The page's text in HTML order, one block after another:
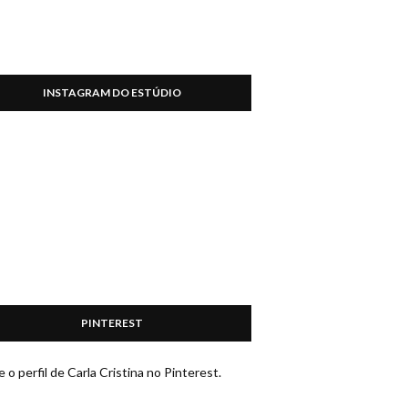
INSTAGRAM DO ESTÚDIO
PINTEREST
o perfil de Carla Cristina no Pinterest.